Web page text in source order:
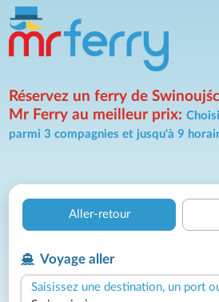
Réservez un ferry de
Mr Ferry au meilleur prix:
parmi 3 compagnies et jusqu'à 9
Aller-retour
Voyage aller
Saisissez une destination, un port